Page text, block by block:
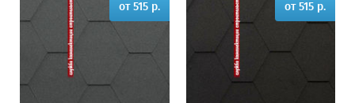
от 515 р. от 515 р.